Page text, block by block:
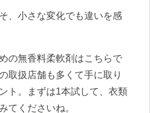
、小さな変化でも違いを感
の無香料柔軟剤はこちらで
取扱店舗も多くて手に取り
ト。まずは1本試して、衣類
てくださいね。